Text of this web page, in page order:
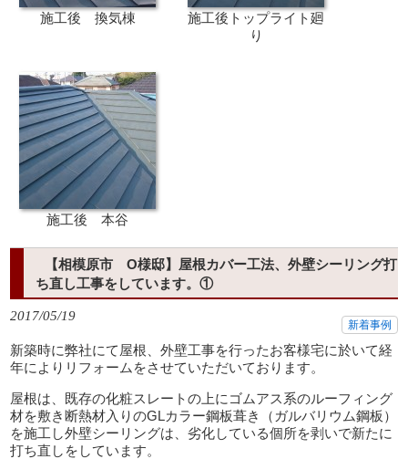
施工後 換気棟
施工後トップライト廻
り
施工後 本谷
【相模原市 O様邸】屋根カバー工法、外壁シーリング打
ち直し工事をしています。①
2017/05/19
新着事例
新築時に弊社にて屋根、外壁工事を行ったお客様宅に於いて経
年によりリフォームをさせていただいております。
屋根は、既存の化粧スレートの上にゴムアス系のルーフィング
材を敷き断熱材入りのGLカラー鋼板葺き（ガルバリウム鋼板）
を施工し外壁シーリングは、劣化している個所を剥いで新たに
打ち直しをしています。